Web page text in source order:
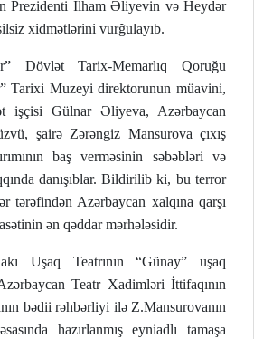
Prezidenti İlham Əliyevin və Heydər
xidmətlərini vurğulayıb.
Dövlət Tarix-Memarlıq Qoruğu
Tarixi Muzeyi direktorunun müavini,
işçisi Gülnar Əliyeva, Azərbaycan
şairə Zərəngiz Mansurova çıxış
baş verməsinin səbəbləri və
danışıblar. Bildirilib ki, bu terror
tərəfindən Azərbaycan xalqına qarşı
ən qəddar mərhələsidir.
Uşaq Teatrının “Günay” uşaq
Teatr Xadimləri İttifaqının
bədii rəhbərliyi ilə Z.Mansurovanın
hazırlanmış eyniadlı tamaşa